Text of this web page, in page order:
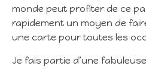
monde peut profiter de ce
rapidement un moyen de
une carte pour toutes les
Je fais partie d’une